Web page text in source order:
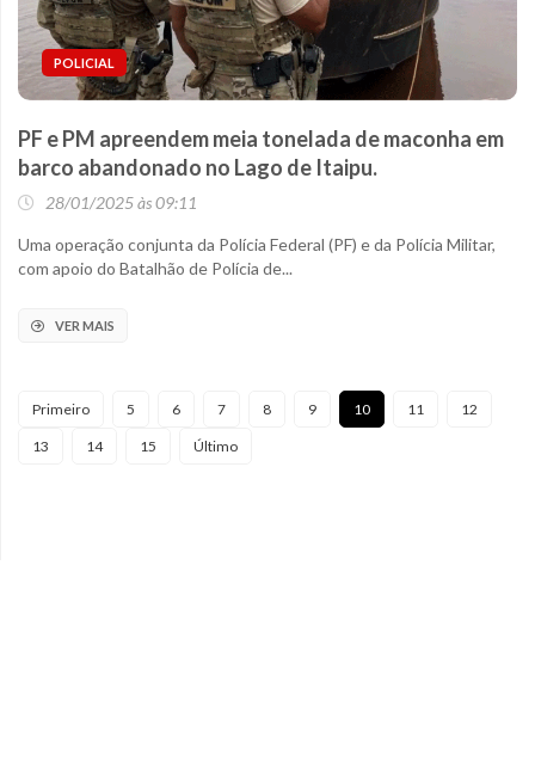
POLICIAL
PF e PM apreendem meia tonelada de maconha em
barco abandonado no Lago de Itaipu.
28/01/2025 às 09:11
Uma operação conjunta da Polícia Federal (PF) e da Polícia Militar,
com apoio do Batalhão de Polícia de...
VER MAIS
Primeiro 5 6 7 8 9 10 11 12
13 14 15 Último